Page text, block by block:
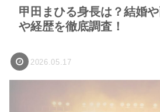
甲田まひる身長は？結婚
や経歴を徹底調査！
2026.05.17